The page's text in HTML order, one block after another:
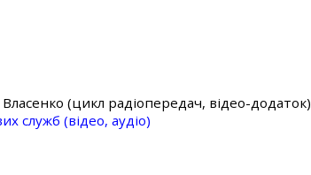
(цикл радіопередач, відео-додаток)
служб (відео, аудіо)